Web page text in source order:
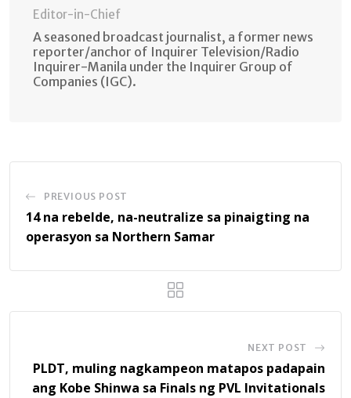
Editor-in-Chief
A seasoned broadcast journalist, a former news
reporter/anchor of Inquirer Television/Radio
Inquirer-Manila under the Inquirer Group of
Companies (IGC).
PREVIOUS POST
14 na rebelde, na-neutralize sa pinaigting na
operasyon sa Northern Samar
NEXT POST
PLDT, muling nagkampeon matapos padapain
ang Kobe Shinwa sa Finals ng PVL Invitationals